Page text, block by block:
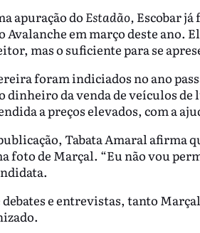
apuração do Estadão, Escobar
em março deste ano.
mas o suficiente para se
foram indiciados no ano
da venda de veículos de
a preços elevados, com a
Tabata Amaral afirma
foto de Marçal. “Eu não vou
debates e entrevistas, tanto